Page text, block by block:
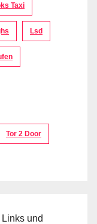
Taxi
Lsd
Tor 2 Door
und